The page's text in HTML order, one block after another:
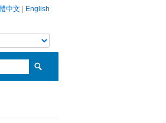
中文 English